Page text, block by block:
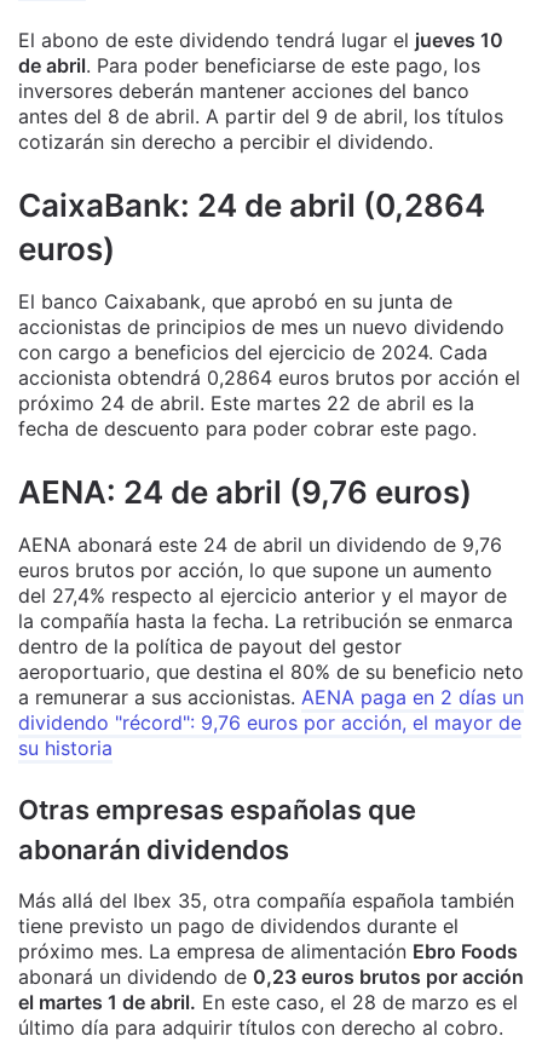
El abono de este dividendo tendrá lugar el jueves 10
de abril. Para poder beneficiarse de este pago, los
inversores deberán mantener acciones del banco
antes del 8 de abril. A partir del 9 de abril, los títulos
cotizarán sin derecho a percibir el dividendo.
CaixaBank: 24 de abril (0,2864
euros)
El banco Caixabank, que aprobó en su junta de
accionistas de principios de mes un nuevo dividendo
con cargo a beneficios del ejercicio de 2024. Cada
accionista obtendrá 0,2864 euros brutos por acción el
próximo 24 de abril. Este martes 22 de abril es la
fecha de descuento para poder cobrar este pago.
AENA: 24 de abril (9,76 euros)
AENA abonará este 24 de abril un dividendo de 9,76
euros brutos por acción, lo que supone un aumento
del 27,4% respecto al ejercicio anterior y el mayor de
la compañía hasta la fecha. La retribución se enmarca
dentro de la política de payout del gestor
aeroportuario, que destina el 80% de su beneficio neto
a remunerar a sus accionistas. AENA paga en 2 días un
dividendo "récord": 9,76 euros por acción, el mayor de
su historia
Otras empresas españolas que
abonarán dividendos
Más allá del Ibex 35, otra compañía española también
tiene previsto un pago de dividendos durante el
próximo mes. La empresa de alimentación Ebro Foods
abonará un dividendo de 0,23 euros brutos por acción
el martes 1 de abril. En este caso, el 28 de marzo es el
último día para adquirir títulos con derecho al cobro.